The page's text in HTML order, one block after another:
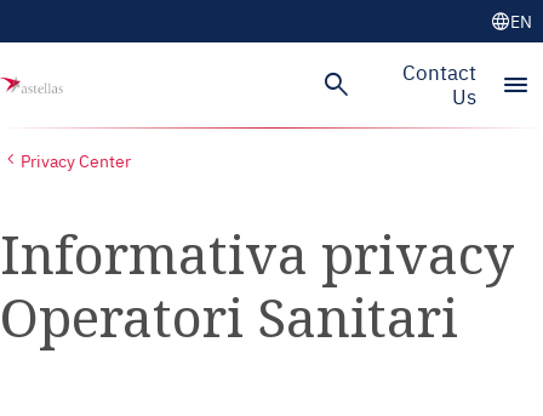
languageEN
search
Contact
Us
menu
Privacy Center
Informativa privacy
Operatori Sanitari